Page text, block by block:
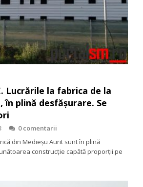
Lucrările la fabrica de la
în plină desfășurare. Se
0 comentarii
din Medieșu Aurit sunt în plină
construcție capătă proporții pe